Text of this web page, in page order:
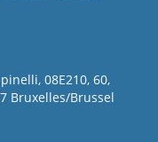
08E210, 60,
Bruxelles/Brussel